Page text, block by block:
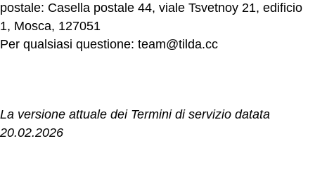
postale: Casella postale 44, viale Tsvetnoy 21, edificio
1, Mosca, 127051
Per qualsiasi questione: team@tilda.cc
La versione attuale dei Termini di servizio datata
20.02.2026